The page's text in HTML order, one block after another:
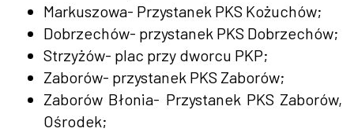
Markuszowa- Przystanek PKS Kożuchów;
Dobrzechów- przystanek PKS Dobrzechów;
Strzyżów- plac przy dworcu PKP;
Zaborów- przystanek PKS Zaborów;
Zaborów Błonia- Przystanek PKS Zaborów,
Ośrodek;